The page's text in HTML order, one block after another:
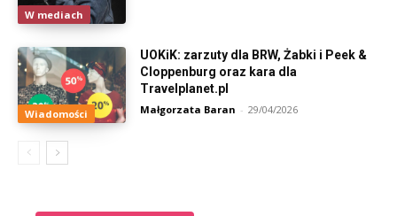
W mediach
Wiadomości
UOKiK: zarzuty dla BRW, Żabki i Peek &
Cloppenburg oraz kara dla
Travelplanet.pl
Małgorzata Baran - 29/04/2026